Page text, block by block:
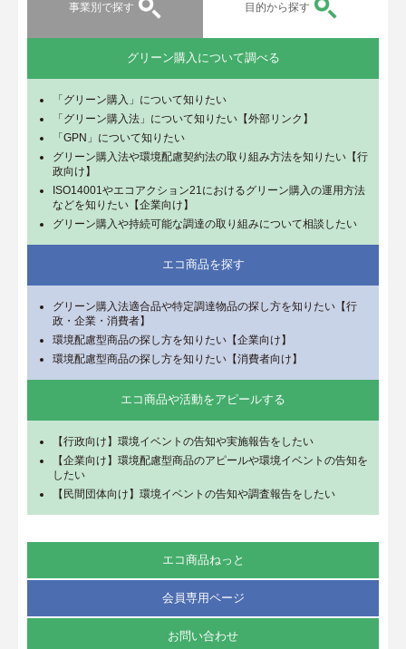
事業別で探す 目的から探す
グリーン購入について調べる
「グリーン購入」について知りたい
「グリーン購入法」について知りたい【外部リンク】
「GPN」について知りたい
グリーン購入法や環境配慮契約法の取り組み方法を知りたい【行
政向け】
ISO14001やエコアクション21におけるグリーン購入の運用方法
などを知りたい【企業向け】
グリーン購入や持続可能な調達の取り組みについて相談したい
エコ商品を探す
グリーン購入法適合品や特定調達物品の探し方を知りたい【行
政・企業・消費者】
環境配慮型商品の探し方を知りたい【企業向け】
環境配慮型商品の探し方を知りたい【消費者向け】
エコ商品や活動をアピールする
【行政向け】環境イベントの告知や実施報告をしたい
【企業向け】環境配慮型商品のアピールや環境イベントの告知を
したい
【民間団体向け】環境イベントの告知や調査報告をしたい
エコ商品ねっと
会員専用ページ
お問い合わせ